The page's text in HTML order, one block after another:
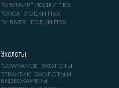
"АЛЬТАИР" ЛОДКИ ПВХ
"ORCA" ЛОДКИ ПВХ
"X-RIVER" ЛОДКИ ПВХ
Эхолоты
"LOWRANCE" ЭХОЛОТЫ
"ПРАКТИК" ЭХОЛОТЫ И
ВИДЕОКАМЕРЫ